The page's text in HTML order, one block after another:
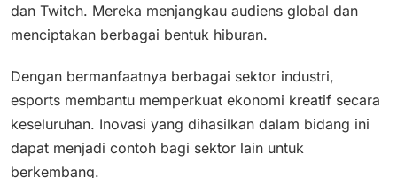
dan Twitch. Mereka menjangkau audiens global dan
menciptakan berbagai bentuk hiburan.
Dengan bermanfaatnya berbagai sektor industri,
esports membantu memperkuat ekonomi kreatif secara
keseluruhan. Inovasi yang dihasilkan dalam bidang ini
dapat menjadi contoh bagi sektor lain untuk
berkembang.